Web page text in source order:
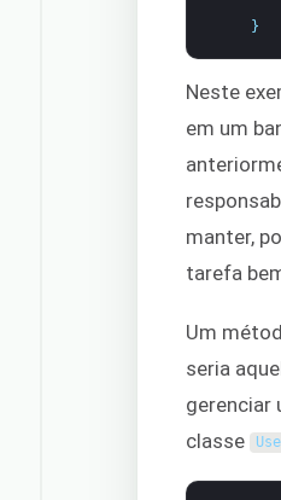
}
Neste
em um
manter,
tarefa
Um
seria
gerenciar
classe